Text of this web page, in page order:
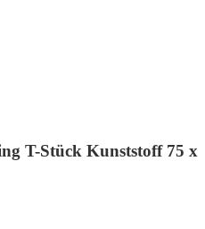
T-Stück Kunststoff 75 x